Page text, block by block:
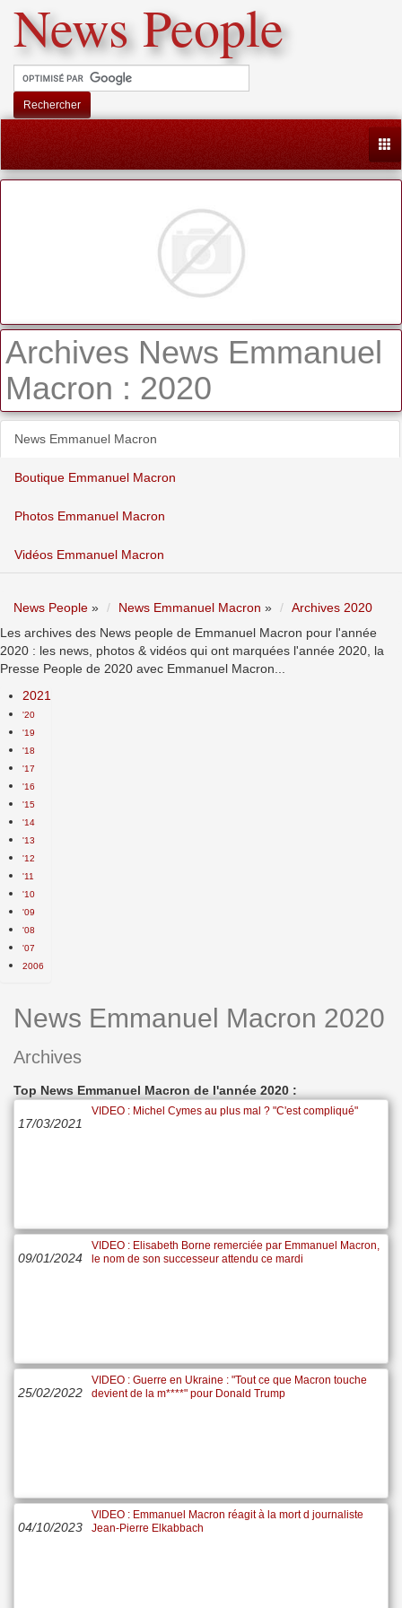
News People
Rechercher
Archives News Emmanuel
Macron : 2020
News Emmanuel Macron
Boutique Emmanuel Macron
Photos Emmanuel Macron
Vidéos Emmanuel Macron
News People » News Emmanuel Macron »
Archives 2020
Les archives des News people de Emmanuel Macron pour l'année
2020 : les news, photos & vidéos qui ont marquées l'année 2020, la
Presse People de 2020 avec Emmanuel Macron...
2021
'20
'19
'18
'17
'16
'15
'14
'13
'12
'11
'10
'09
'08
'07
2006
News Emmanuel Macron 2020
Archives
Top News Emmanuel Macron de l'année 2020 :
17/03/2021
VIDEO : Michel Cymes au plus mal ? "C'est compliqué"
09/01/2024
VIDEO : Elisabeth Borne remerciée par Emmanuel Macron,
le nom de son successeur attendu ce mardi
25/02/2022
VIDEO : Guerre en Ukraine : "Tout ce que Macron touche
devient de la m****" pour Donald Trump
04/10/2023
VIDEO : Emmanuel Macron réagit à la mort d journaliste
Jean-Pierre Elkabbach